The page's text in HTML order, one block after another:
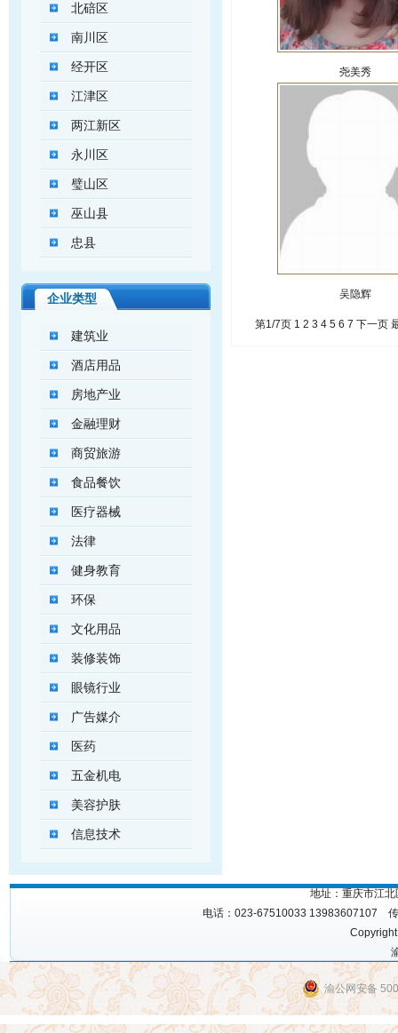
北碚区
南川区
经开区
江津区
两江新区
永川区
璧山区
巫山县
忠县
企业类型
建筑业
酒店用品
房地产业
金融理财
商贸旅游
食品餐饮
医疗器械
法律
健身教育
环保
文化用品
装修装饰
眼镜行业
广告媒介
医药
五金机电
美容护肤
信息技术
尧美秀
吴隐辉
第1/7页 1 2 3 4 5 6 7 下一页
地址：重庆市江
电话：023-67510033 13983607107
渝公网安备